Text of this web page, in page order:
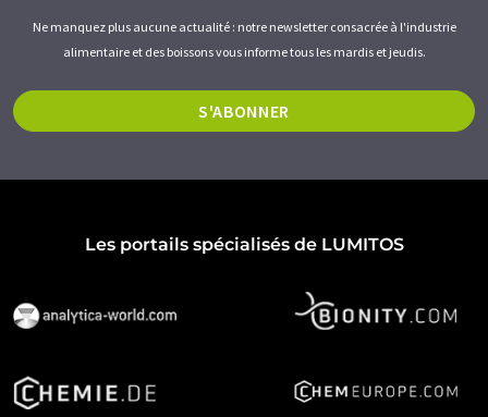
Ne manquez plus aucune actualité : notre newsletter consacrée à l'industrie
alimentaire et des boissons vous informe tous les mardis et jeudis.
S'ABONNER
Les portails spécialisés de LUMITOS